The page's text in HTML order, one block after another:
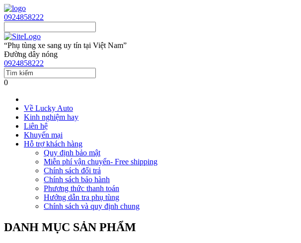
0924858222
“Phụ tùng xe sang uy tín tại Việt Nam”
Đường dây nóng
0924858222
0
Về Lucky Auto
Kinh nghiệm hay
Liên hệ
Khuyến mại
Hỗ trợ khách hàng
Quy định bảo mật
Miễn phí vận chuyển- Free shipping
Chính sách đổi trả
Chính sách bảo hành
Phương thức thanh toán
Hướng dẫn tra phụ tùng
Chính sách và quy định chung
DANH MỤC SẢN PHẨM